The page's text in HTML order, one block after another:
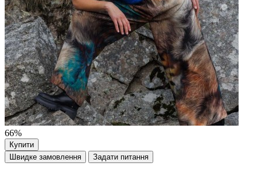
66%
Купити
Швидке замовлення
Задати питання